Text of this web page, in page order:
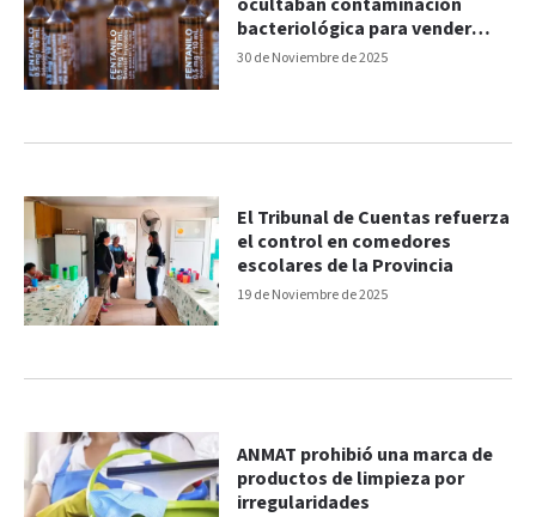
30 de Noviembre de 2025
ocultaban contaminación
bacteriológica para vender
igual
19 de Noviembre de 2025
El Tribunal de Cuentas refuerza
el control en comedores
escolares de la Provincia
ANMAT prohibió una marca de
productos de limpieza por
irregularidades